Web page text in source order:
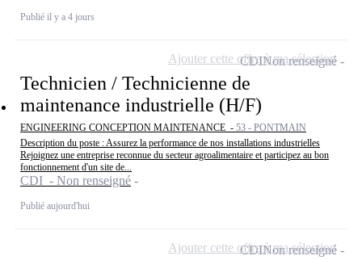
Publié il y a 4 jours
Technicien / Technicienne de
maintenance industrielle (H/F)
ENGINEERING CONCEPTION MAINTENANCE - 53 - PONTMAIN
Description du poste : Assurez la performance de nos installations industrielles
Rejoignez une entreprise reconnue du secteur agroalimentaire et participez au bon
fonctionnement d'un site de...
CDI - Non renseigné
Publié aujourd'hui
CDINon renseigné
Ajouter cette offre à ma sélection
CDINon renseigné
Ajouter cette offre à ma sélection